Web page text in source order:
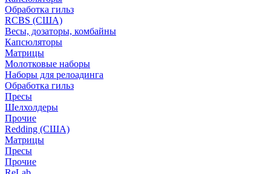
Обработка гильз
RCBS (США)
Весы, дозаторы, комбайны
Капсюляторы
Матрицы
Молотковые наборы
Наборы для релоадинга
Обработка гильз
Пресы
Шелхолдеры
Прочие
Redding (США)
Матрицы
Пресы
Прочие